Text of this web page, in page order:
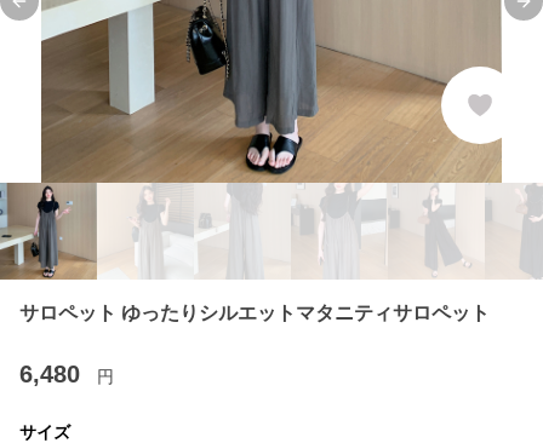
Previous slide
サロペット ゆったりシルエットマタニティサロペット
6,480 円
サイズ